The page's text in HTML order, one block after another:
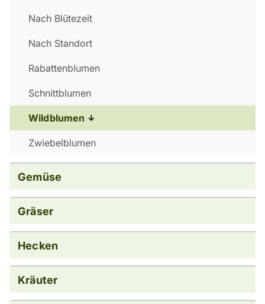
Nach Blütezeit
Nach Standort
Rabattenblumen
Schnittblumen
Wildblumen
Zwiebelblumen
Gemüse
Gräser
Hecken
Kräuter